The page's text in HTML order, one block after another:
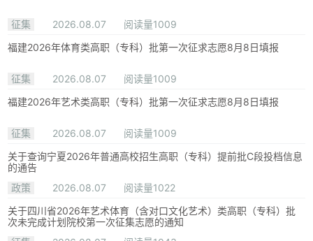
征集 2026.08.07
阅读量1009
福建2026年体育类高职（专科）批第一次征求志愿8月8日填报
征集 2026.08.07
阅读量1009
福建2026年艺术类高职（专科）批第一次征求志愿8月8日填报
征集 2026.08.07
阅读量1009
关于查询宁夏2026年普通高校招生高职（专科）提前批C段投档信息
的通告
政策
2026.08.07
阅读量1022
关于四川省2026年艺术体育（含对口文化艺术）类高职（专科）批
次未完成计划院校第一次征集志愿的通知